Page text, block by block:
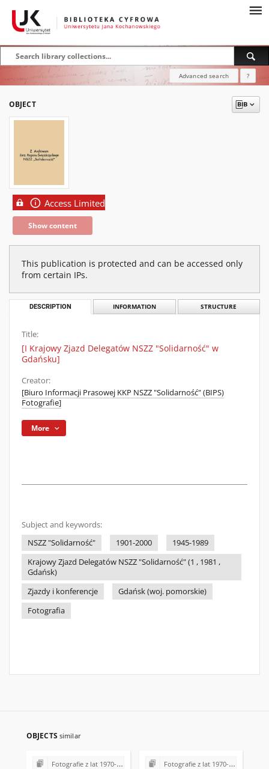
Advanced search ?
OBJECT
Access Limited
Show content
This publication is protected and can be accessed only
from certain IPs.
DESCRIPTION INFORMATION STRUCTURE
Title:
[I Krajowy Zjazd Delegatów NSZZ "Solidarność" w
Gdańsku]
Creator:
[Biuro Informacji Prasowej KKP NSZZ "Solidarność" (BIPS)
Fotografie]
More
Subject and keywords:
NSZZ "Solidarność"
1901-2000
1945-1989
Krajowy Zjazd Delegatów NSZZ "Solidarność" (1 , 1981 ,
Gdańsk)
Zjazdy i konferencje
Gdańsk (woj. pomorskie)
Fotografia
OBJECTS similar
Fotografie z lat 1970-1996 Fotografie z lat 1970-1996